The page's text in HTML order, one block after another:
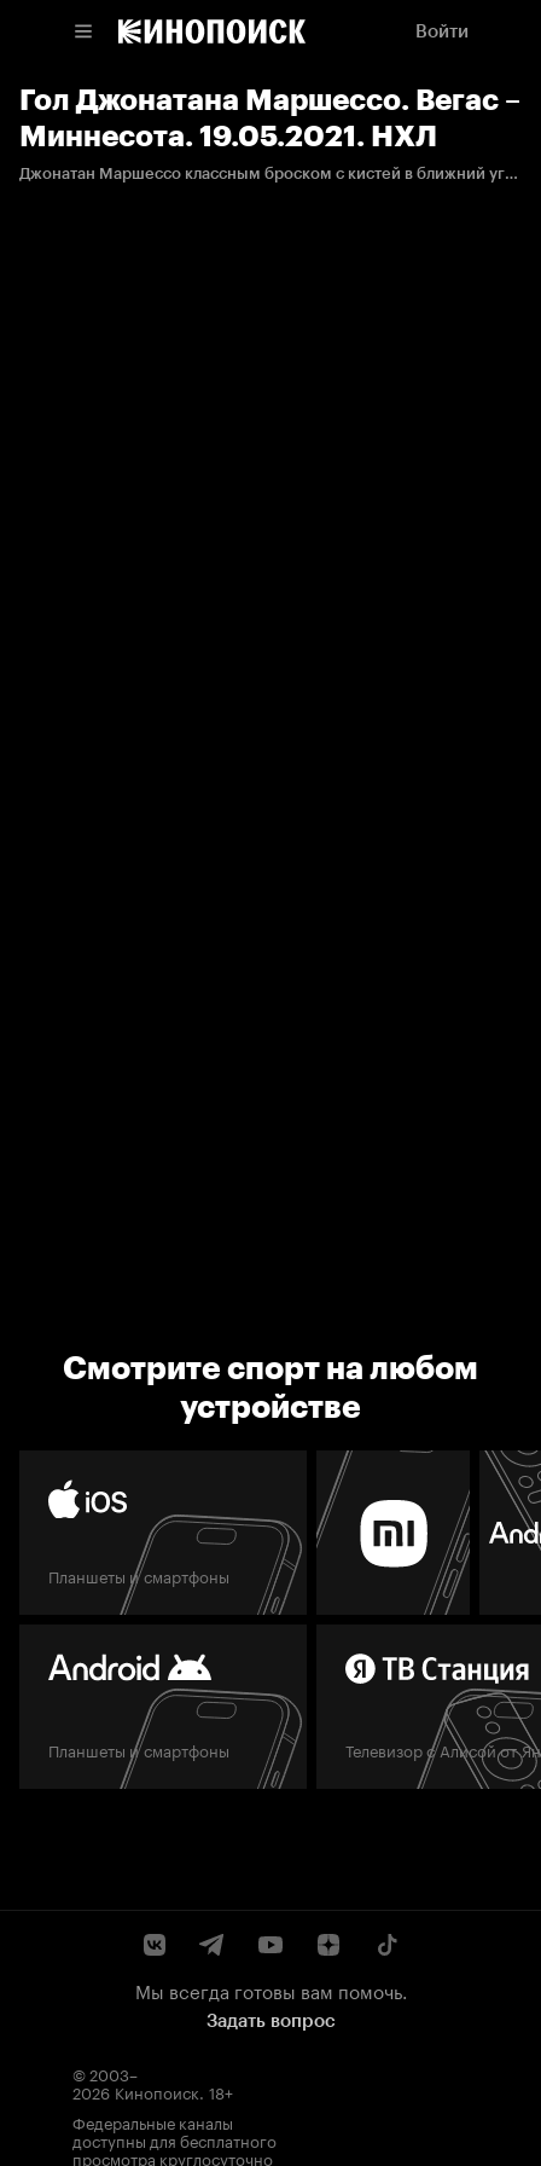
Войти
Гол Джонатана Маршессо. Вегас –
Миннесота. 19.05.2021. НХЛ
Джонатан Маршессо классным броском с кистей в ближний угол сравнивает счет
Смотрите спорт на любом
устройстве
Планшеты и смартфоны
Планшеты и смартфоны Телевизор с Алисой от
Мы всегда готовы вам помочь.
Задать вопрос
© 2003–
2026 Кинопоиск. 18+
Федеральные каналы
доступны для бесплатного
просмотра круглосуточно